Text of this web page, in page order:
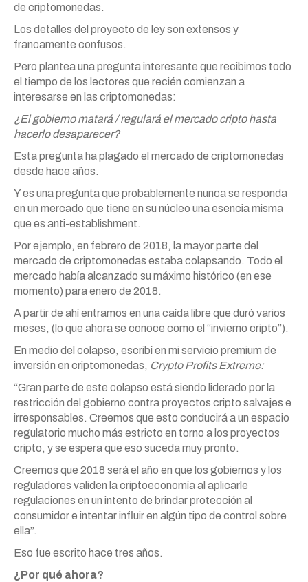
de criptomonedas.
Los detalles del proyecto de ley son extensos y
francamente confusos.
Pero plantea una pregunta interesante que recibimos todo
el tiempo de los lectores que recién comienzan a
interesarse en las criptomonedas:
¿El gobierno matará / regulará el mercado cripto hasta
hacerlo desaparecer?
Esta pregunta ha plagado el mercado de criptomonedas
desde hace años.
Y es una pregunta que probablemente nunca se responda
en un mercado que tiene en su núcleo una esencia misma
que es anti-establishment.
Por ejemplo, en febrero de 2018, la mayor parte del
mercado de criptomonedas estaba colapsando. Todo el
mercado había alcanzado su máximo histórico (en ese
momento) para enero de 2018.
A partir de ahí entramos en una caída libre que duró varios
meses, (lo que ahora se conoce como el “invierno cripto”).
En medio del colapso, escribí en mi servicio premium de
inversión en criptomonedas, Crypto Profits Extreme:
“Gran parte de este colapso está siendo liderado por la
restricción del gobierno contra proyectos cripto salvajes e
irresponsables. Creemos que esto conducirá a un espacio
regulatorio mucho más estricto en torno a los proyectos
cripto, y se espera que eso suceda muy pronto.
Creemos que 2018 será el año en que los gobiernos y los
reguladores validen la criptoeconomía al aplicarle
regulaciones en un intento de brindar protección al
consumidor e intentar influir en algún tipo de control sobre
ella”.
Eso fue escrito hace tres años.
¿Por qué ahora?